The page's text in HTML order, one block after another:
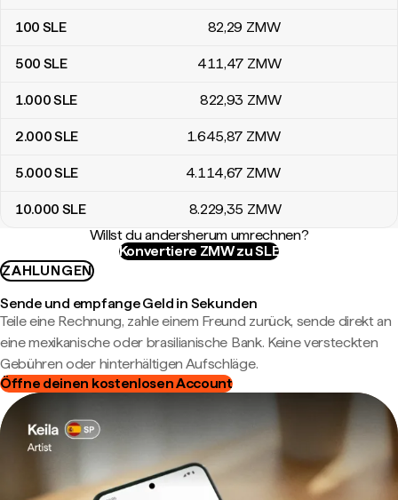
100 SLE 82,29 ZMW
500 SLE 411,47 ZMW
1.000SLE 822,93 ZMW
2.000SLE 1.645,87 ZMW
5.000SLE 4.114,67 ZMW
10.000 SLE 8.229,35 ZMW
Willst du andersherum umrechnen?
Konvertiere ZMW zu SLE
ZAHLUNGEN
Sende und empfange Geld in Sekunden
Teile eine Rechnung, zahle einem Freund zurück, sende direkt an
eine mexikanische oder brasilianische Bank. Keine versteckten
Gebühren oder hinterhältigen Aufschläge.
Öffne deinen kostenlosen Account